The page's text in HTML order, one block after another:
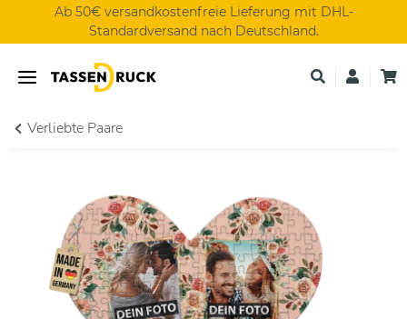
Ab 50€ versandkostenfreie Lieferung mit DHL-
Standardversand nach Deutschland.
Verliebte Paare